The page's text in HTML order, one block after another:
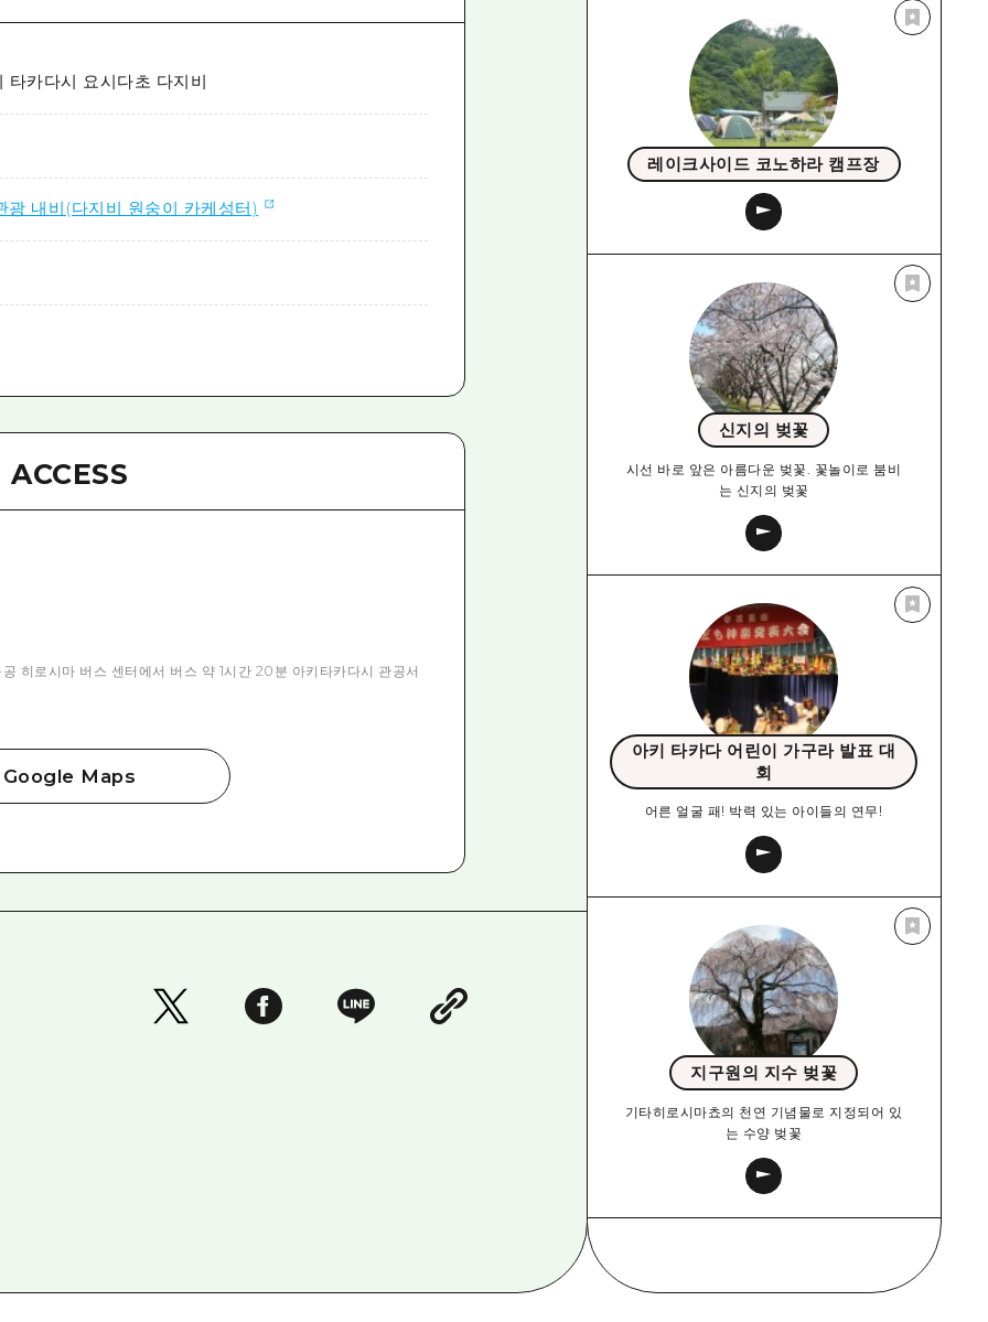
타카다시 요시다초 다지비
광 내비(다지비 원숭이 카케성터)
ACCESS
히로시마 버스 센터에서 버스 약 1시간 20분 아키타카다시 관공서
Google Maps
레이크사이드 코노하라 캠프장
신지의 벚꽃
시선 바로 앞은 아름다운 벚꽃. 꽃놀이로 붐비
는 신지의 벚꽃
아키 타카다 어린이 가구라 발표 대
회
어른 얼굴 패! 박력 있는 아이들의 연무!
지구원의 지수 벚꽃
기타히로시마쵸의 천연 기념물로 지정되어 있
는 수양 벚꽃